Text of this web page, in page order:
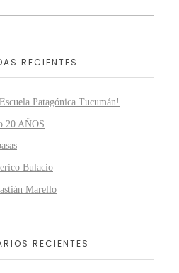
RECIENTES
Patagónica Tucumán!
20 AÑOS
Bulacio
Marello
RECIENTES